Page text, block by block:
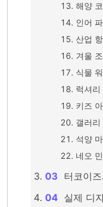
해양
인어
산업
겨울
식물
럭셔리
키즈
갤러리
석양
네오
터코이
실제 디